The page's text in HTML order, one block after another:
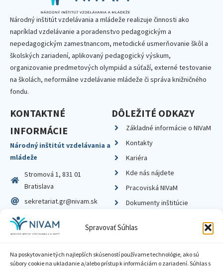
Spravovať Súhlas
Na poskytovanie tých najlepších skúseností používame technológie, ako sú
súbory cookie na ukladanie a/alebo prístup k informáciám o zariadení. Súhlas s
Národný inštitút vzdelávania a mládeže realizuje činnosti ako
napríklad vzdelávanie a poradenstvo pedagogickým a
nepedagogickým zamestnancom, metodické usmerňovanie škôl a
školských zariadení, aplikovaný pedagogický výskum,
organizovanie predmetových olympiád a súťaží, externé testovanie
na školách, neformálne vzdelávanie mládeže či správa knižničného
fondu.
KONTAKTNÉ
INFORMÁCIE
Národný inštitút vzdelávania a
mládeže
Stromová 1, 831 01
Bratislava
sekretariat.gr@nivam.sk
IČO: 00164348
DIČ: 2020798714
DÔLEŽITÉ ODKAZY
Základné informácie o NIVaM
Kontakty
Kariéra
Kde nás nájdete
Pracoviská NIVaM
Dokumenty inštitúcie